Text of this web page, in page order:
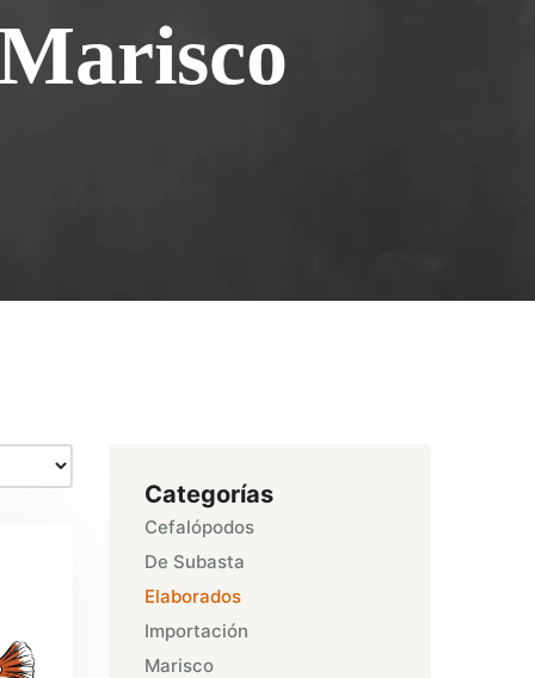
Categorías
Cefalópodos
De Subasta
Elaborados
Importación
Marisco